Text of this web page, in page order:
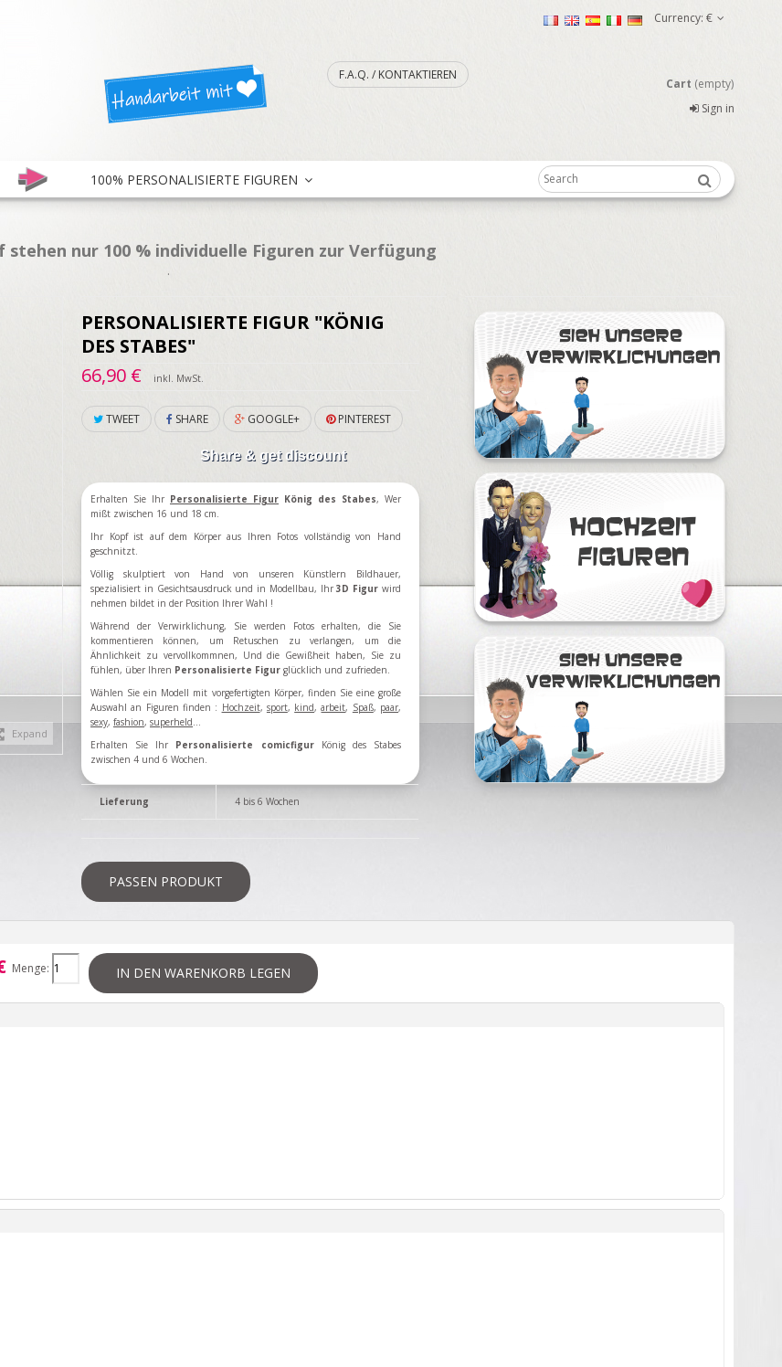
Currency: €
F.A.Q. / KONTAKTIEREN
Cart (empty)
Sign in
100% PERSONALISIERTE FIGUREN
stehen nur 100 % individuelle Figuren zur Verfügung
.
Expand
PERSONALISIERTE FIGUR "KÖNIG
DES STABES"
66,90 €
inkl. MwSt.
TWEET SHARE GOOGLE+ PINTEREST
Share & get discount
Erhalten Sie Ihr Personalisierte Figur König des Stabes, Wer
mißt zwischen 16 und 18 cm.
Ihr Kopf ist auf dem Körper aus Ihren Fotos vollständig von Hand
geschnitzt.
Völlig skulptiert von Hand von unseren Künstlern Bildhauer,
spezialisiert in Gesichtsausdruck und in Modellbau, Ihr3D Figur wird
nehmen bildet in der Position Ihrer Wahl !
Während der Verwirklichung, Sie werden Fotos erhalten, die Sie
kommentieren können, um Retuschen zu verlangen, um die
Ähnlichkeit zu vervollkommnen, Und die Gewißheit haben, Sie zu
fühlen, über Ihren Personalisierte Figur glücklich und zufrieden.
Wählen Sie ein Modell mit vorgefertigten Körper, finden Sie eine große
Auswahl an Figuren finden : Hochzeit, sport, kind,arbeit, Spaß, paar,
sexy, fashion, superheld...
Erhalten Sie Ihr Personalisierte comicfigurKönig des Stabes
zwischen 4 und 6 Wochen.
Lieferung 4 bis 6 Wochen
PASSEN PRODUKT
Menge: IN DEN WARENKORB LEGEN